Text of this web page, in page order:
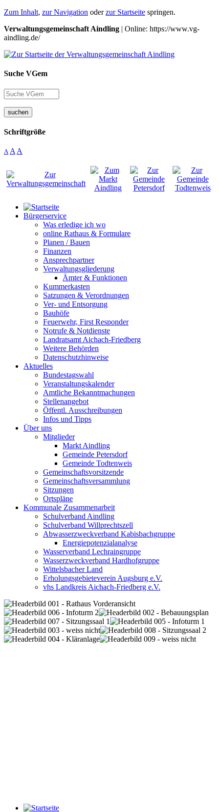
Zum Inhalt, zur Navigation oderzur Startseite springen.
Verwaltungsgemeinschaft Aindling | Online: https://www.vg-
aindling.de/
Suche VGem
suchen
Schriftgröße
A A A
Bürgerservice
Was erledige ich wo
online Rathaus & Formulare
Planen / Bauen
Finanzen
Ansprechpartner
Verwaltungsgliederung
Ämter & Funktionen
Kummerkasten
Satzungen & Verordnungen
Ver- und Entsorgung
Bauhöfe
Feuerwehr, First Responder
Notrufe & Notdienste
Landratsamt Aichach-Friedberg
Weitere Behörden
Datenschutzhinweise
Aktuelles
Bundestagswahl
Veranstaltungskalender
Amtliche Bekanntmachungen
Stellenangebot
Öffentl. Ausschreibungen
Infos und Tipps
Über uns
Mitglieder
Markt Aindling
Gemeinde Petersdorf
Gemeinde Todtenweis
Gemeinschaftsvorsitzende
Gemeinschaftsversammlung
Sitzungen
Ortspläne
Kommunale Zusammenarbeit
Schulverband Aindling
Schulverband Willprechtszell
Abwasserzweckverband Kabisbachgruppe
Energiepotenzialanalyse
Wasserverband Lechraingruppe
Wasserzweckverband Hardhofgruppe
Wittelsbacher Land
Erholungsgebieteverein Augsburg e.V.
vhs Landkreis Aichach-Friedberg e.V.